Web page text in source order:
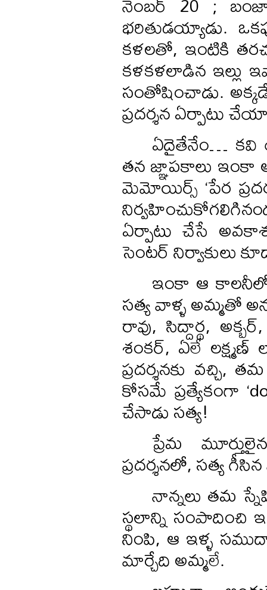
భరితుడయ్యాడు.
కళలతో, ఇంటికి
కళకళలాడిన ఇల్లు
సంతోషించాడు.
ప్రదర్శన ఏర్పాటు
ఏదైతేనేం…
తన జ్ఞాపకాలు ఇంకా
మెమోయిర్స్ ‘పేర
ఏర్పాటు చేసే
సెంటర్ నిర్వాకులు
ఇంకా ఆ
సత్య వాళ్ళ అమ్మతో
రావు, సిద్దార్థ,
శంకర్, ఏలే
ప్రదర్శనకు వచ్చి,
కోసమే ప్రత్యేకంగా
చేసాడు సత్య!
ప్రేమ
ప్రదర్శనలో, సత్య
నాన్నలు తమ
స్థలాన్ని సంపాదించి
నింపి, ఆ ఇళ్ళ
మార్చేది అమ్మలే.